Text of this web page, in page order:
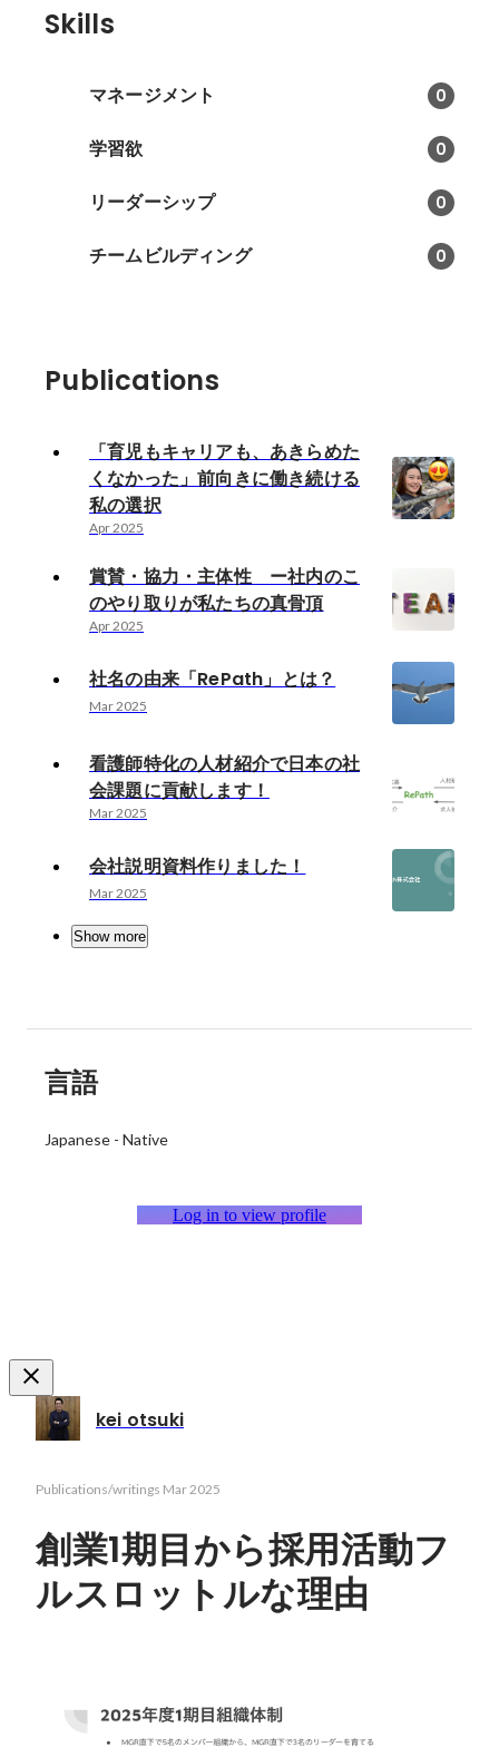
Skills
マネージメント 0
学習欲 0
リーダーシップ 0
チームビルディング 0
Publications
「育児もキャリアも、あきらめた
くなかった」前向きに働き続ける
私の選択
Apr 2025
賞賛・協力・主体性 ー社内のこ
のやり取りが私たちの真骨頂
Apr 2025
社名の由来「RePath」とは？
Mar 2025
看護師特化の人材紹介で日本の社
会課題に貢献します！
Mar 2025
会社説明資料作りました！
Mar 2025
Show more
言語
Japanese - Native
Log in to view profile
kei otsuki
Publications/writings Mar 2025
創業1期目から採用活動フ
ルスロットルな理由